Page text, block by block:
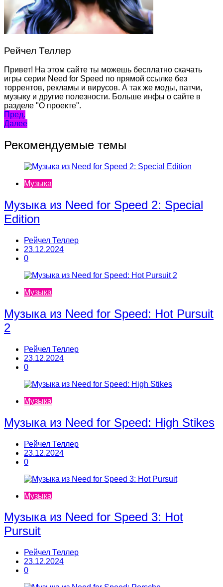
Рейчел Теллер
Привет! На этом сайте ты можешь бесплатно скачать
игры серии Need for Speed по прямой ссылке без
торрентов, рекламы и вирусов. А так же моды, патчи,
музыку и другие полезности. Больше инфы о сайте в
разделе "О проекте".
Навигация
по
записям
Пред.
Далее
Рекомендуемые темы
Музыка
Музыка из Need for Speed 2: Special
Edition
Рейчел Теллер
23.12.2024
0
Музыка
Музыка из Need for Speed: Hot Pursuit
2
Рейчел Теллер
23.12.2024
0
Музыка
Музыка из Need for Speed: High Stikes
Рейчел Теллер
23.12.2024
0
Музыка
Музыка из Need for Speed 3: Hot
Pursuit
Рейчел Теллер
23.12.2024
0